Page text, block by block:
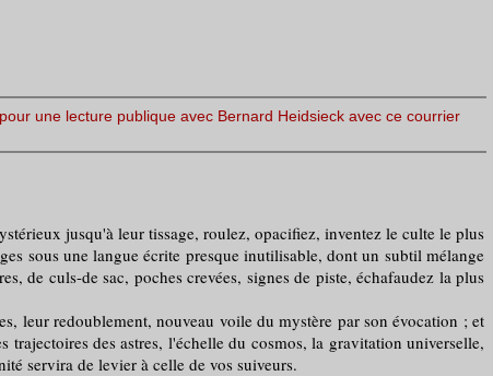
une lecture publique avec Bernard Heidsieck avec ce courrier
jusqu'à leur tissage, roulez, opacifiez, inventez le culte le plus
sous une langue écrite presque inutilisable, dont un subtil mélange
de culs-de sac, poches crevées, signes de piste, échafaudez la plus
redoublement, nouveau voile du mystère par son évocation ; et
des astres, l'échelle du cosmos, la gravitation universelle,
servira de levier à celle de vos suiveurs.